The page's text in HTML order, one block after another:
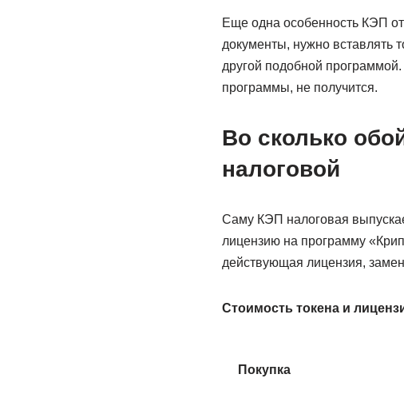
Еще одна особенность КЭП
документы, нужно вставлять
другой подобной
программы, не получится.
Во сколько
налоговой
Саму КЭП налоговая
лицензию на программу
действующая лицензия,
Стоимость токена и
Покупка